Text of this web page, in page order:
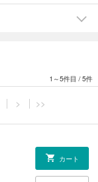
1～5件目 /5件
> >>
カート